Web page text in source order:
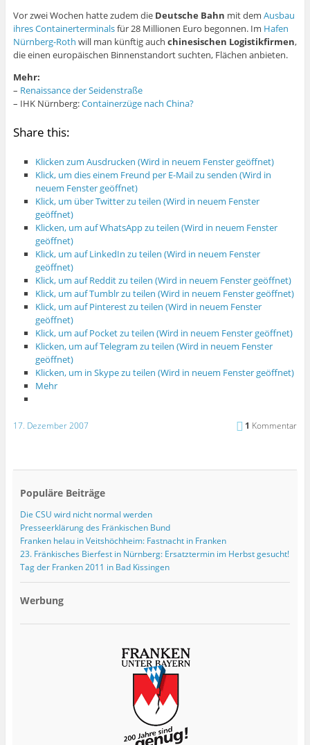
Vor zwei Wochen hatte zudem die Deutsche Bahn mit dem Ausbau
ihres Containerterminalsfür 28 Millionen Euro begonnen. Im Hafen
Nürnberg-Roth will man künftig auch chinesischen Logistikfirmen,
die einen europäischen Binnenstandort suchten, Flächen anbieten.
Mehr:
– Renaissance der Seidenstraße
– IHK Nürnberg:Containerzüge nach China?
Share this:
Klicken zum Ausdrucken (Wird in neuem Fenster geöffnet)
Klick, um dies einem Freund per E-Mail zu senden (Wird in
neuem Fenster geöffnet)
Klick, um über Twitter zu teilen (Wird in neuem Fenster
geöffnet)
Klicken, um auf WhatsApp zu teilen (Wird in neuem Fenster
geöffnet)
Klick, um auf LinkedIn zu teilen (Wird in neuem Fenster
geöffnet)
Klick, um auf Reddit zu teilen (Wird in neuem Fenster geöffnet)
Klick, um auf Tumblr zu teilen (Wird in neuem Fenster geöffnet)
Klick, um auf Pinterest zu teilen (Wird in neuem Fenster
geöffnet)
Klick, um auf Pocket zu teilen (Wird in neuem Fenster geöffnet)
Klicken, um auf Telegram zu teilen (Wird in neuem Fenster
geöffnet)
Klicken, um in Skype zu teilen (Wird in neuem Fenster geöffnet)
Mehr
17. Dezember 2007 1 Kommentar
Populäre Beiträge
Die CSU wird nicht normal werden
Presseerklärung des Fränkischen Bund
Franken helau in Veitshöchheim: Fastnacht in Franken
23. Fränkisches Bierfest in Nürnberg: Ersatztermin im Herbst gesucht!
Tag der Franken 2011 in Bad Kissingen
Werbung